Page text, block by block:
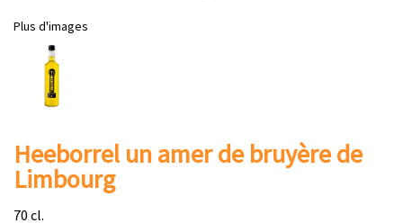
Plus d'images
Heeborrel un amer de bruyère de
Limbourg
70 cl.